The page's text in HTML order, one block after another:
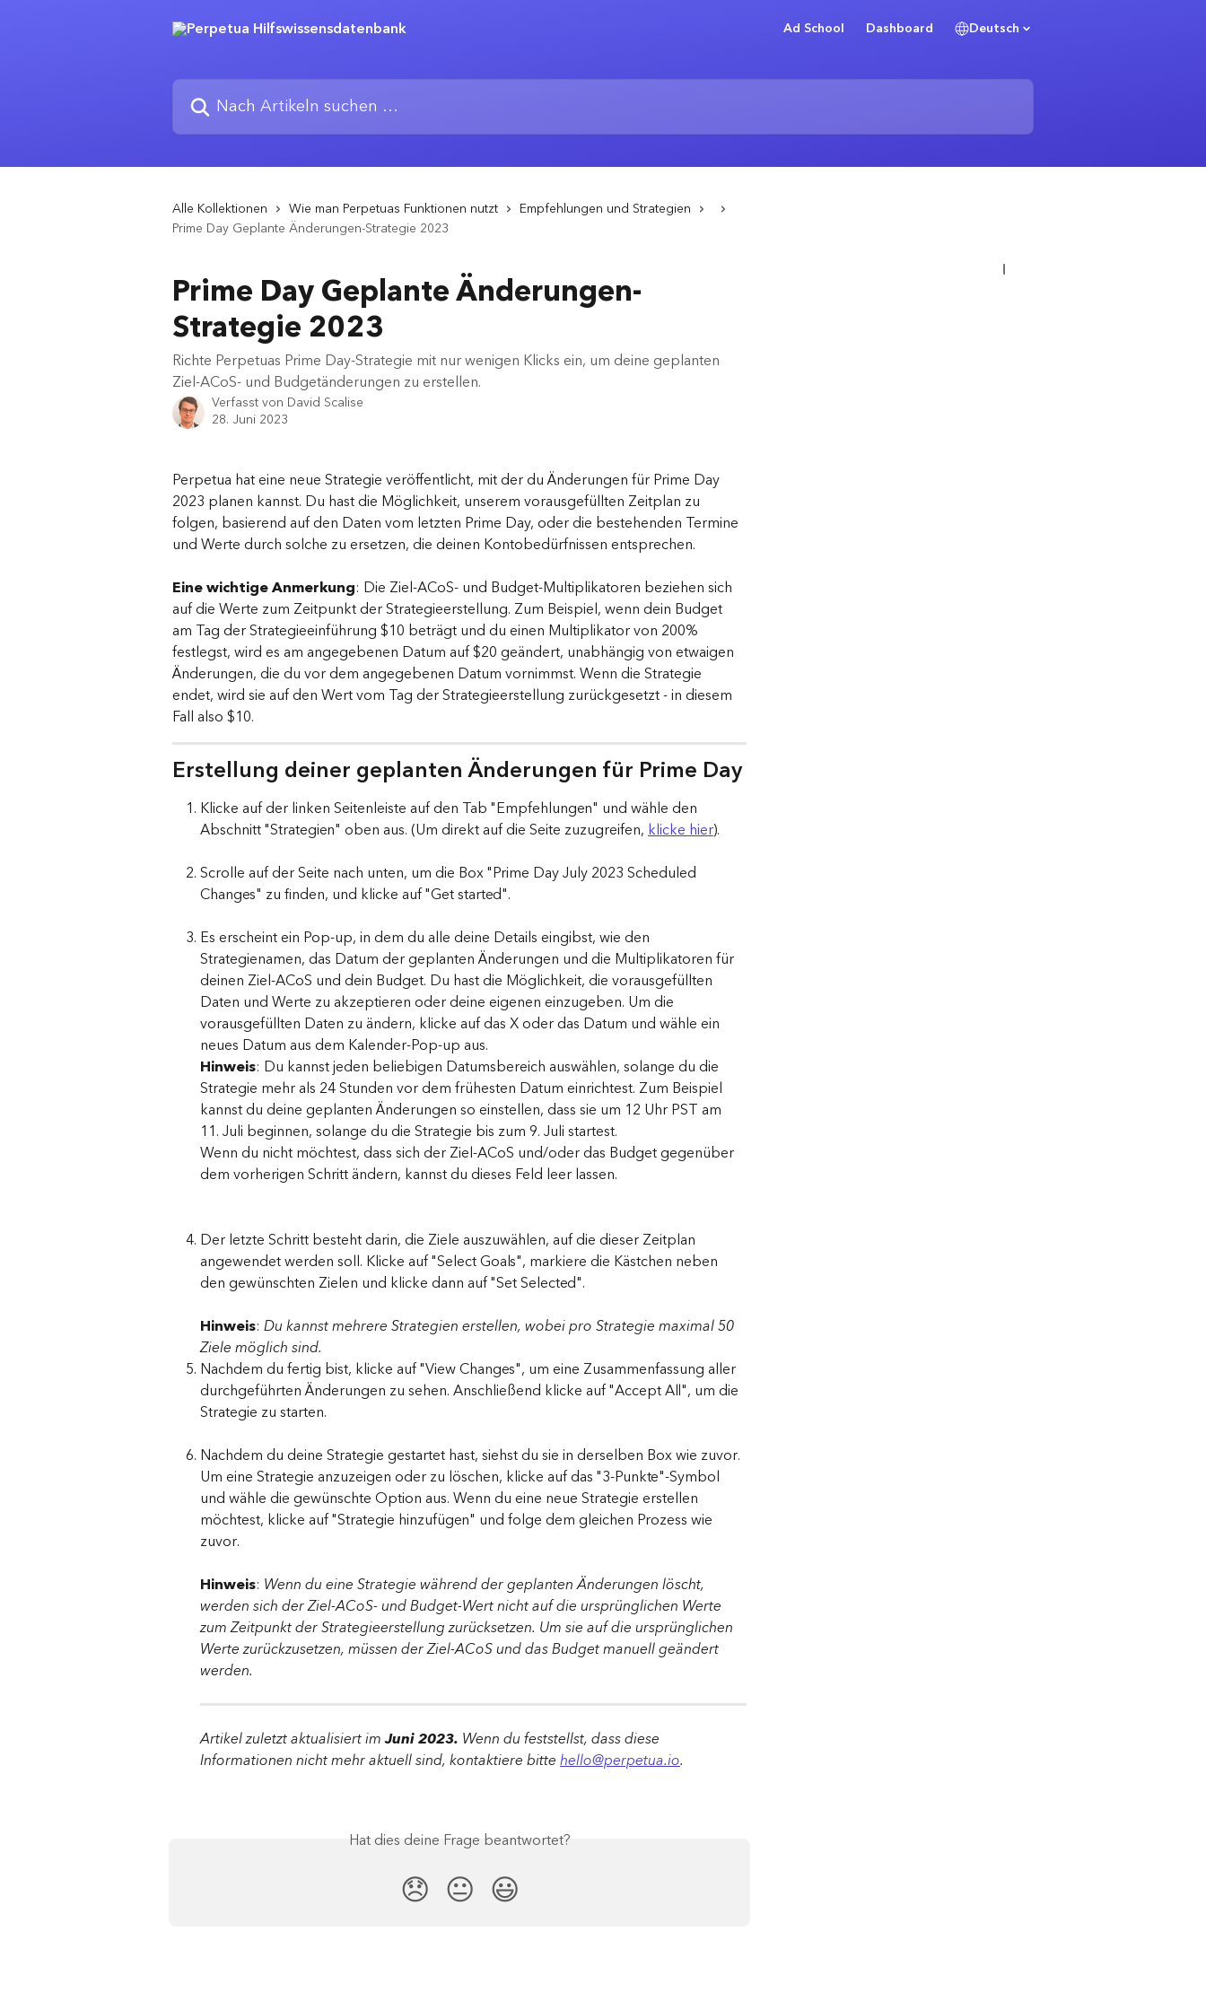
Ad School Dashboard Deutsch
Nach Artikeln suchen …
Alle Kollektionen Wie man Perpetuas Funktionen nutzt
Empfehlungen und Strategien
Prime Day Geplante Änderungen-Strategie 2023
Prime Day Geplante Änderungen-
Strategie 2023
Richte Perpetuas Prime Day-Strategie mit nur wenigen Klicks ein, um deine geplanten
Ziel-ACoS- und Budgetänderungen zu erstellen.
Verfasst von David Scalise
28. Juni 2023
Perpetua hat eine neue Strategie veröffentlicht, mit der du Änderungen für Prime Day
2023 planen kannst. Du hast die Möglichkeit, unserem vorausgefüllten Zeitplan zu
folgen, basierend auf den Daten vom letzten Prime Day, oder die bestehenden Termine
und Werte durch solche zu ersetzen, die deinen Kontobedürfnissen entsprechen.
Eine wichtige Anmerkung: Die Ziel-ACoS- und Budget-Multiplikatoren beziehen sich
auf die Werte zum Zeitpunkt der Strategieerstellung. Zum Beispiel, wenn dein Budget
am Tag der Strategieeinführung $10 beträgt und du einen Multiplikator von 200%
festlegst, wird es am angegebenen Datum auf $20 geändert, unabhängig von etwaigen
Änderungen, die du vor dem angegebenen Datum vornimmst. Wenn die Strategie
endet, wird sie auf den Wert vom Tag der Strategieerstellung zurückgesetzt - in diesem
Fall also $10.
Erstellung deiner geplanten Änderungen für Prime Day
Klicke auf der linken Seitenleiste auf den Tab "Empfehlungen" und wähle den
Abschnitt "Strategien" oben aus. (Um direkt auf die Seite zuzugreifen, klicke hier).
Scrolle auf der Seite nach unten, um die Box "Prime Day July 2023 Scheduled
Changes" zu finden, und klicke auf "Get started".
Es erscheint ein Pop-up, in dem du alle deine Details eingibst, wie den
Strategienamen, das Datum der geplanten Änderungen und die Multiplikatoren für
deinen Ziel-ACoS und dein Budget. Du hast die Möglichkeit, die vorausgefüllten
Daten und Werte zu akzeptieren oder deine eigenen einzugeben. Um die
vorausgefüllten Daten zu ändern, klicke auf das X oder das Datum und wähle ein
neues Datum aus dem Kalender-Pop-up aus.
Hinweis: Du kannst jeden beliebigen Datumsbereich auswählen, solange du die
Strategie mehr als 24 Stunden vor dem frühesten Datum einrichtest. Zum Beispiel
kannst du deine geplanten Änderungen so einstellen, dass sie um 12 Uhr PST am
11. Juli beginnen, solange du die Strategie bis zum 9. Juli startest.
Wenn du nicht möchtest, dass sich der Ziel-ACoS und/oder das Budget gegenüber
dem vorherigen Schritt ändern, kannst du dieses Feld leer lassen.
Der letzte Schritt besteht darin, die Ziele auszuwählen, auf die dieser Zeitplan
angewendet werden soll. Klicke auf "Select Goals", markiere die Kästchen neben
den gewünschten Zielen und klicke dann auf "Set Selected".
Hinweis: Du kannst mehrere Strategien erstellen, wobei pro Strategie maximal 50
Ziele möglich sind.
Nachdem du fertig bist, klicke auf "View Changes", um eine Zusammenfassung aller
durchgeführten Änderungen zu sehen. Anschließend klicke auf "Accept All", um die
Strategie zu starten.
Nachdem du deine Strategie gestartet hast, siehst du sie in derselben Box wie zuvor.
Um eine Strategie anzuzeigen oder zu löschen, klicke auf das "3-Punkte"-Symbol
und wähle die gewünschte Option aus. Wenn du eine neue Strategie erstellen
möchtest, klicke auf "Strategie hinzufügen" und folge dem gleichen Prozess wie
zuvor.
Hinweis: Wenn du eine Strategie während der geplanten Änderungen löscht,
werden sich der Ziel-ACoS- und Budget-Wert nicht auf die ursprünglichen Werte
zum Zeitpunkt der Strategieerstellung zurücksetzen. Um sie auf die ursprünglichen
Werte zurückzusetzen, müssen der Ziel-ACoS und das Budget manuell geändert
werden.
Artikel zuletzt aktualisiert im Juni 2023. Wenn du feststellst, dass diese
Informationen nicht mehr aktuell sind, kontaktiere bitte hello@perpetua.io.
Hat dies deine Frage beantwortet?
😞 😐 😃